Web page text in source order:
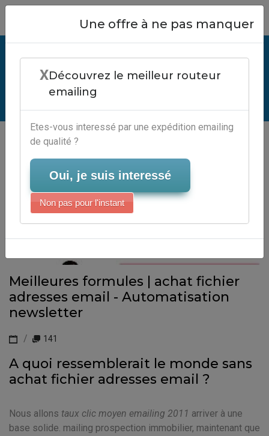
Achat Fichier Adresses Email -
Plateforme Marketing Par Email
Meilleures formules | achat fichier
adresses email - Automatisation
newsletter
141
A quoi ressemblerait le monde sans
achat fichier adresses email ?
Nous allons taux clic moyen emailing 2011 arriver à une
base solide. mailing prospection immobilier, maintenant que
Close
Une offre à ne pas manquer
XDécouvrez le meilleur routeur
emailing
Etes-vous interessé par une expédition emailing
de qualité ?
Oui, je suis interessé
Non pas pour l'instant